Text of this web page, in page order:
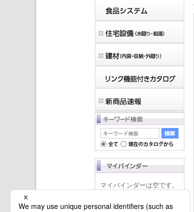
マイバインダーは空です。